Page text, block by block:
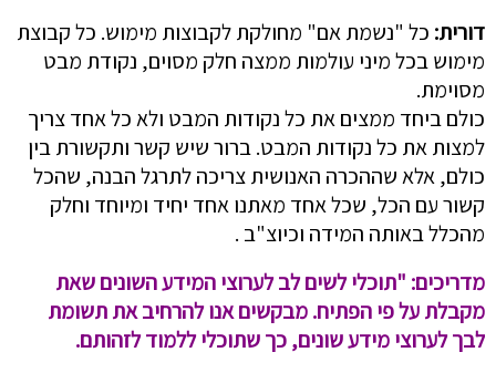
דורית: כל "נשמת אם" מחולקת לקבוצות מימוש. כל קבוצת
מימוש בכל מיני עולמות ממצה חלק מסוים, נקודת מבט
מסוימת.
כולם ביחד ממצים את כל נקודות המבט ולא כל אחד צריך
למצות את כל נקודות המבט. ברור שיש קשר ותקשורת בין
כולם, אלא שההכרה האנושית צריכה לתרגל הבנה, שהכל
קשור עם הכל, שכל אחד מאתנו אחד יחיד ומיוחד וחלק
מהכלל באותה המידה וכיוצ"ב .
מדריכים: "תוכלי לשים לב לערוצי המידע השונים שאת
מקבלת על פי הפתיח. מבקשים אנו להרחיב את תשומת
לבך לערוצי מידע שונים, כך שתוכלי ללמוד לזהותם.